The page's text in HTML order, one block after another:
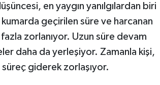
en yaygın yanılgılardan biri
geçirilen süre ve harcanan
zorlanıyor. Uzun süre devam
daha da yerleşiyor. Zamanla kişi,
giderek zorlaşıyor.